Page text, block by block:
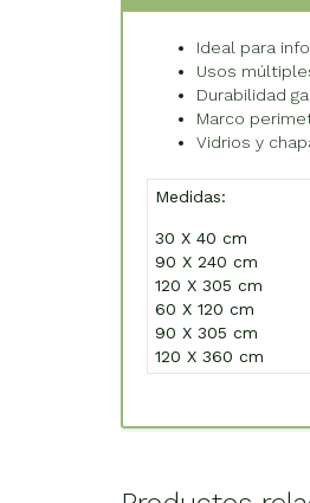
Ideal para
Usos
Durabilidad
Marco
Vidrios y
Medidas:
30 X 40 cm
90 X 240 cm
120 X 305 cm
60 X 120 cm
90 X 305 cm
120 X 360 cm